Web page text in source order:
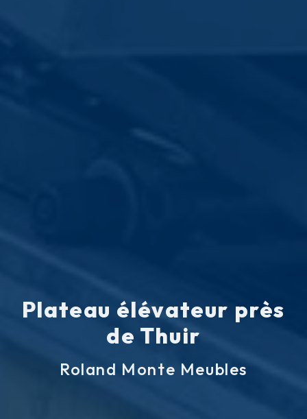
Plateau élévateur près
de Thuir
Roland Monte Meubles